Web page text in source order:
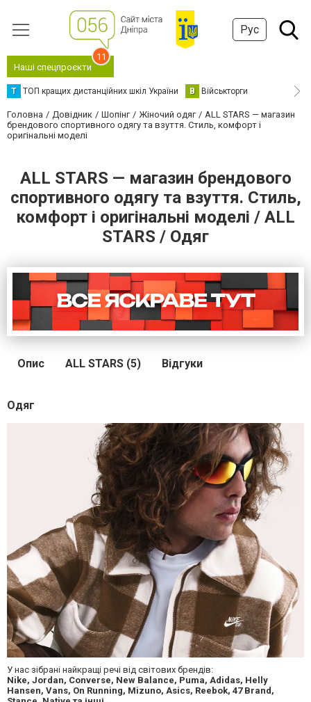
Рус
Наші спецпроєкти
11
Т ТОП кращих дистанційних шкіл України В Військторги
Головна Довідник Шопінг Жіночий одяг
ALL STARS — магазин
брендового спортивного одягу та взуття. Стиль, комфорт і
оригінальні моделі
ALL STARS — магазин брендового
спортивного одягу та взуття. Стиль,
комфорт і оригінальні моделі / ALL
STARS / Одяг
Опис ALL STARS (5) Відгуки
Одяг
У нас зібрані найкращі речі від світових брендів:
Nike, Jordan, Converse, New Balance, Puma, Adidas, Helly
Hansen, Vans, On Running, Mizuno, Asics, Reebok, 47 Brand,